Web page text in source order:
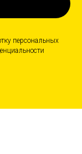
персональных